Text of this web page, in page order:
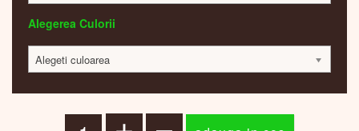
Alegerea Culorii
Alegeti culoarea